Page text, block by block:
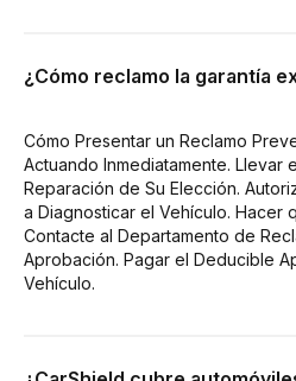
¿Cómo reclamo la garantía
Cómo Presentar un Reclamo
Actuando Inmediatamente. Llevar
Reparación de Su Elección.
a Diagnosticar el Vehículo. Hacer
Contacte al Departamento de
Aprobación. Pagar el Deducible
Vehículo.